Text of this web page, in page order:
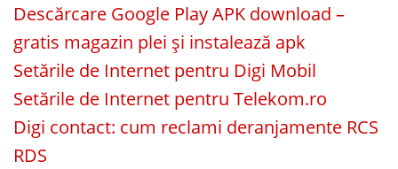
Descărcare Google Play APK download –
gratis magazin plei și instalează apk
Setările de Internet pentru Digi Mobil
Setările de Internet pentru Telekom.ro
Digi contact: cum reclami deranjamente RCS
RDS